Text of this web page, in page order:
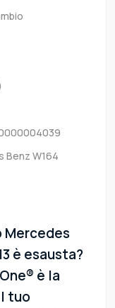
Benz W164
Mercedes
è esausta?
è la
tuo